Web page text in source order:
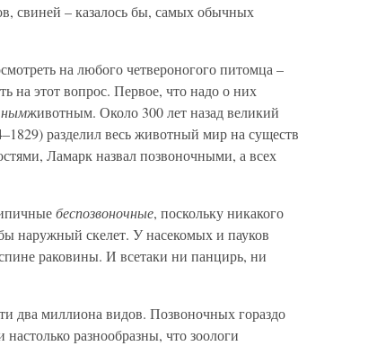
свиней – казалось бы, самых обычных
на любого четвероногого питомца –
на этот вопрос. Первое, что надо о них
животным. Около 300 лет назад великий
разделил весь животный мир на существ
Ламарк назвал позвоночными, а всех
беспозвоночные, поскольку никакого
наружный скелет. У насекомых и пауков
раковины. И всетаки ни панцирь, ни
два миллиона видов. Позвоночных гораздо
разнообразны, что зоологи